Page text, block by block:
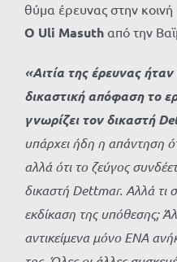
θύμα έρευνας στην
Ο Uli Masuth από την
«Αιτία της έρευνας
δικαστική απόφαση το
γνωρίζει τον δικαστή
υπάρχει ήδη η απάντηση
αλλά ότι το ζεύγος
δικαστή Dettmar. Αλλά τι
εκδίκαση της υπόθεσης;
αντικείμενα μόνο ENA